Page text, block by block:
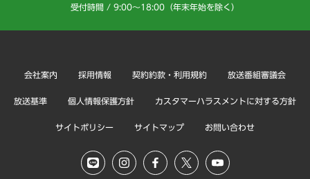
受付時間 / 9:00～18:00（年末年始を除く）
会社案内 採用情報 契約約款・利用規約 放送番組審議会
放送基準 個人情報保護方針 カスタマーハラスメントに対する方針
サイトポリシー サイトマップ お問い合わせ